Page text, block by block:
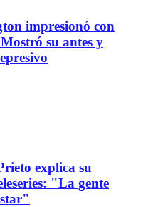
impresionó con
su antes y
explica su
"La gente